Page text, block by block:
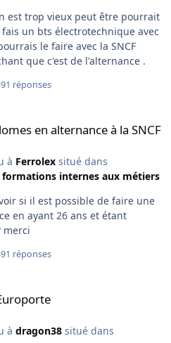
peut être pourrait
un bts électrotechnique avec
le faire avec la SNCF
que c'est de l'alternance .
réponses
en alternance à la SNCF
à Ferrolexsitué dans
formations internes aux métiers
en ayant 26 ans et étant
demandeur d'emploi ? merci
réponses
à dragon38situé dans